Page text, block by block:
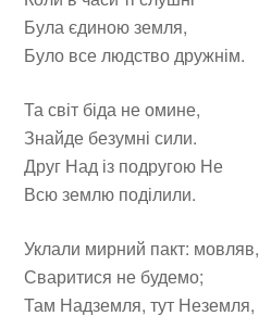
Була єдиною земля,
Було все людство дружнім.
Та світ біда не омине,
Знайде безумні сили.
Друг Над із подругою Не
Всю землю поділили.
Уклали мирний пакт: мовляв,
Сваритися не будемо;
Там Надземля, тут Неземля,